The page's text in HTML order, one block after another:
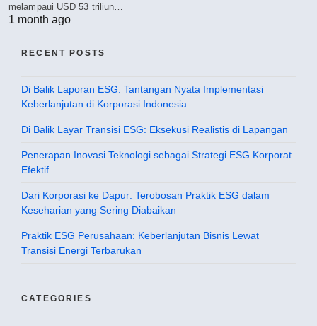
melampaui USD 53 triliun…
1 month ago
RECENT POSTS
Di Balik Laporan ESG: Tantangan Nyata Implementasi
Keberlanjutan di Korporasi Indonesia
Di Balik Layar Transisi ESG: Eksekusi Realistis di Lapangan
Penerapan Inovasi Teknologi sebagai Strategi ESG Korporat
Efektif
Dari Korporasi ke Dapur: Terobosan Praktik ESG dalam
Keseharian yang Sering Diabaikan
Praktik ESG Perusahaan: Keberlanjutan Bisnis Lewat
Transisi Energi Terbarukan
CATEGORIES